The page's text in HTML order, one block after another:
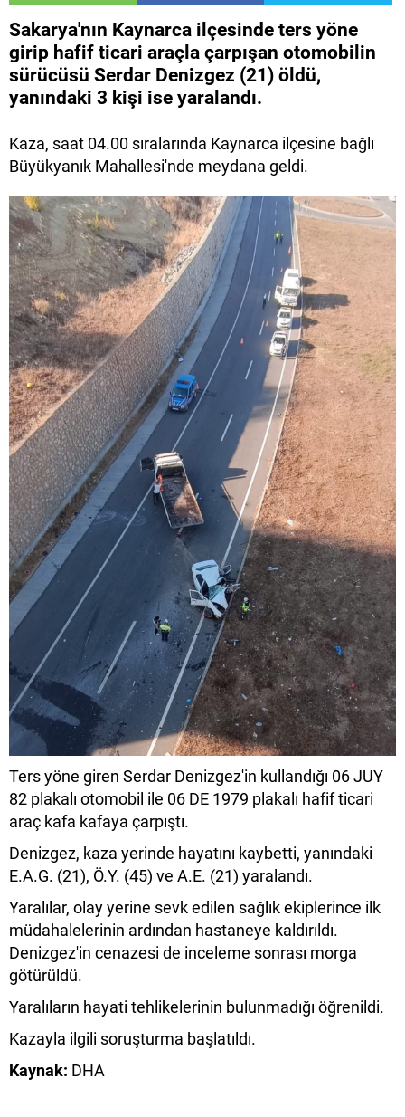
Sakarya'nın Kaynarca ilçesinde ters yöne
girip hafif ticari araçla çarpışan otomobilin
sürücüsü Serdar Denizgez (21) öldü,
yanındaki 3 kişi ise yaralandı.
Kaza, saat 04.00 sıralarında Kaynarca ilçesine bağlı
Büyükyanık Mahallesi'nde meydana geldi.
Ters yöne giren Serdar Denizgez'in kullandığı 06 JUY
82 plakalı otomobil ile 06 DE 1979 plakalı hafif ticari
araç kafa kafaya çarpıştı.
Denizgez, kaza yerinde hayatını kaybetti, yanındaki
E.A.G. (21), Ö.Y. (45) ve A.E. (21) yaralandı.
Yaralılar, olay yerine sevk edilen sağlık ekiplerince ilk
müdahalelerinin ardından hastaneye kaldırıldı.
Denizgez'in cenazesi de inceleme sonrası morga
götürüldü.
Yaralıların hayati tehlikelerinin bulunmadığı öğrenildi.
Kazayla ilgili soruşturma başlatıldı.
Kaynak: DHA